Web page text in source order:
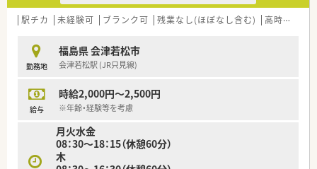
【やりがい/おすすめポイント】
できるため、頑張りが給与へ直結するやりがいがあります。
■独自の企業主導型保育所を利用できる権利があり、小さなお子
様がいる方も安心して預けて正社員勤務が可能です。
ての枠に捉われない多様な働き方を実践できます。
■会津若松エリアを中心に地域密着の調剤薬局を複数展開して
おり、親切で高品質な医療サービスを目指す企業です。
■時代に即した柔軟な価値観を大切にする30代の若い経営者が
駅チカ 未経験可 ブランク可 残業なし(ほぼなし含む) 高時給(2,500円以上)
勤務地
福島県 会津若松市
会津若松駅 (JR只見線)
給与
時給2,000円～2,500円
※年齢・経験等を考慮
月火水金
08：30～18：15（休憩60分）
木